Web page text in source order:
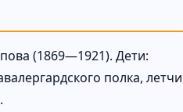
(1869—1921). Дети:
полка,